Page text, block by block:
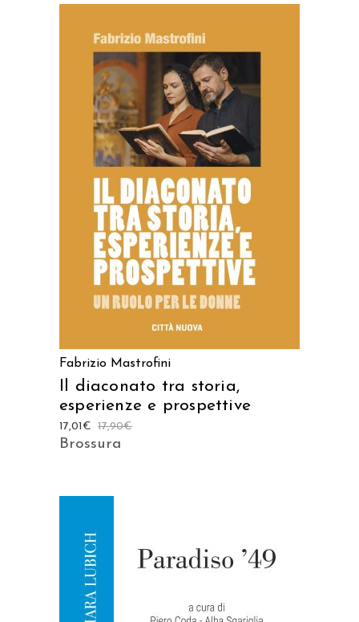
AGGIUNGI AL CARRELLO
Fabrizio Mastrofini
Il diaconato tra storia,
esperienze e prospettive
17,90€
17,01 €
Brossura